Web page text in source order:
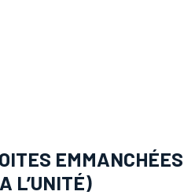
EMMANCHÉES
L’UNITÉ)